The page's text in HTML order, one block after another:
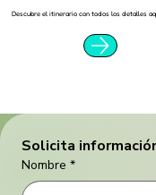
Descubre el itinerario con todos los detalles
Solicita
Nombre *